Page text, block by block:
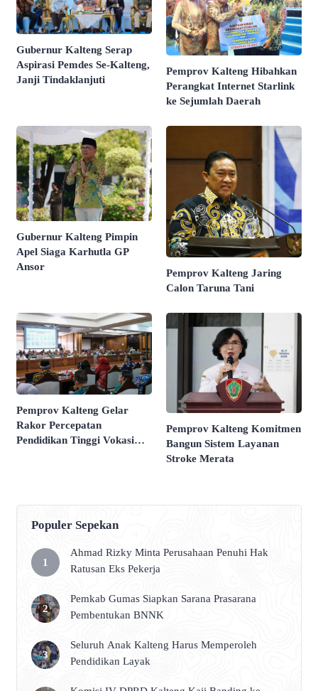
Gubernur Kalteng Serap
Aspirasi Pemdes Se-Kalteng,
Janji Tindaklanjuti
Pemprov Kalteng Hibahkan
Perangkat Internet Starlink
ke Sejumlah Daerah
Gubernur Kalteng Pimpin
Apel Siaga Karhutla GP
Ansor
Pemprov Kalteng Jaring
Calon Taruna Tani
Pemprov Kalteng Gelar
Rakor Percepatan
Pendidikan Tinggi Vokasi
Pemprov Kalteng Komitmen
Bangun Sistem Layanan
Stroke Merata
Populer Sepekan
Ahmad Rizky Minta Perusahaan Penuhi Hak
Ratusan Eks Pekerja
Pemkab Gumas Siapkan Sarana Prasarana
Pembentukan BNNK
Seluruh Anak Kalteng Harus Memperoleh
Pendidikan Layak